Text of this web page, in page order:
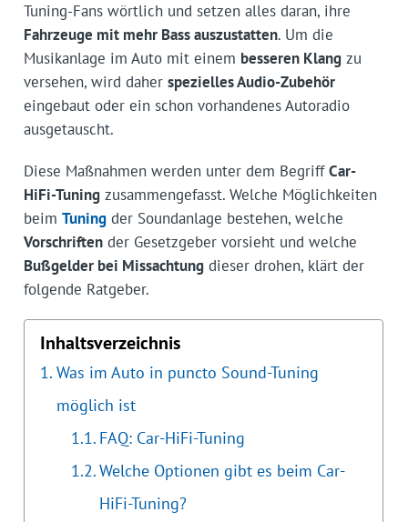
Tuning-Fans wörtlich und setzen alles daran, ihre
Fahrzeuge mit mehr Bass auszustatten. Um die
Musikanlage im Auto mit einem besseren Klangzu
versehen, wird daher spezielles Audio-Zubehör
eingebaut oder ein schon vorhandenes Autoradio
ausgetauscht.
Diese Maßnahmen werden unter dem BegriffCar-
HiFi-Tuningzusammengefasst. Welche Möglichkeiten
beim Tuningder Soundanlage bestehen, welche
Vorschriftender Gesetzgeber vorsieht und welche
Bußgelder bei Missachtungdieser drohen, klärt der
folgende Ratgeber.
Inhaltsverzeichnis
Was im Auto in puncto Sound-Tuning
möglich ist
FAQ: Car-HiFi-Tuning
Welche Optionen gibt es beim Car-
HiFi-Tuning?